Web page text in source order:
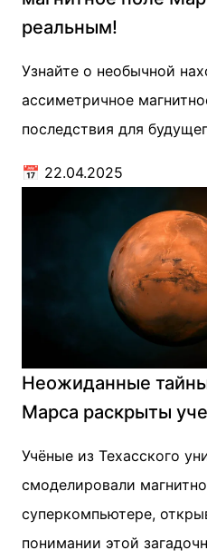
реальным!
Узнайте о необычной
ассиметричное
последствия для
📅 22.04.2025
Неожиданные
Марса раскрыты
Учёные из Техасского
смоделировали
суперкомпьютере,
понимании этой